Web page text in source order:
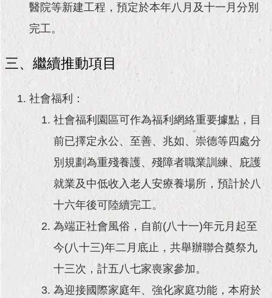
醫院等新建工程，預定於本年八月及十一月分別
完工。
三、繼續推動項目
社會福利：
社會福利園區可作為福利網絡重要據點，目
前已擇定永公、至善、兆如、崇德等四處分
別規劃為重殘養護、殘障者職業訓練、庇護
就業及中低收入老人安療養場所，預計於八
十六年後可陸續完工。
為端正社會風俗，自前(八十一)年元月起至
今(八十三)年二月底止，共舉辦聯合奠祭九
十三次，計五八七家喪家參加。
為迎接國際家庭年、強化家庭功能，本府於